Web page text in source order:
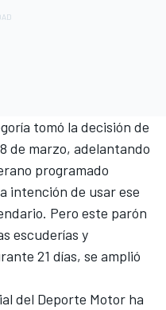
tomó la decisión de
de marzo, adelantando
programado
intención de usar ese
Pero este parón
escuderías y
21 días, se amplió
del Deporte Motor ha